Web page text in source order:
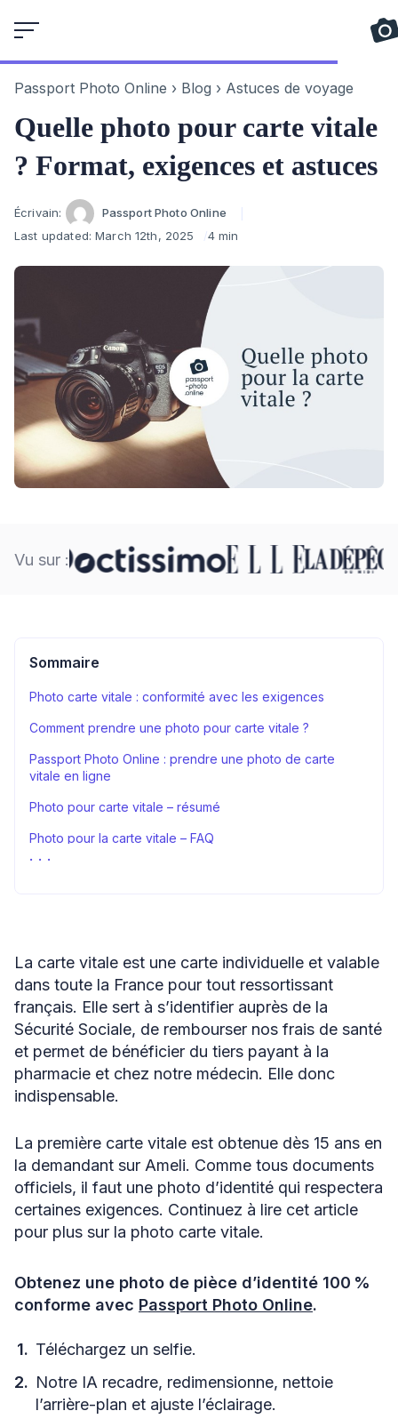
to
Passport Photo Online › Blog › Astuces de voyage
Quelle photo pour carte vitale
? Format, exigences et astuces
Author
Écrivain:
Passport Photo Online
Last updated:March 12th, 2025 4 min
Vu sur :
Sommaire
Photo carte vitale : conformité avec les exigences
Comment prendre une photo pour carte vitale ?
Passport Photo Online : prendre une photo de carte
vitale en ligne
Photo pour carte vitale – résumé
Photo pour la carte vitale – FAQ
La carte vitale est une carte individuelle et valable
dans toute la France pour tout ressortissant
français. Elle sert à s’identifier auprès de la
Sécurité Sociale, de rembourser nos frais de santé
et permet de bénéficier du tiers payant à la
pharmacie et chez notre médecin. Elle donc
indispensable.
La première carte vitale est obtenue dès 15 ans en
la demandant sur Ameli. Comme tous documents
officiels, il faut une photo d’identité qui respectera
certaines exigences. Continuez à lire cet article
pour plus sur la photo carte vitale.
Obtenez une photo de pièce d’identité 100 %
conforme avec Passport Photo Online.
Téléchargez un selfie.
Notre IA recadre, redimensionne, nettoie
l’arrière-plan et ajuste l’éclairage.